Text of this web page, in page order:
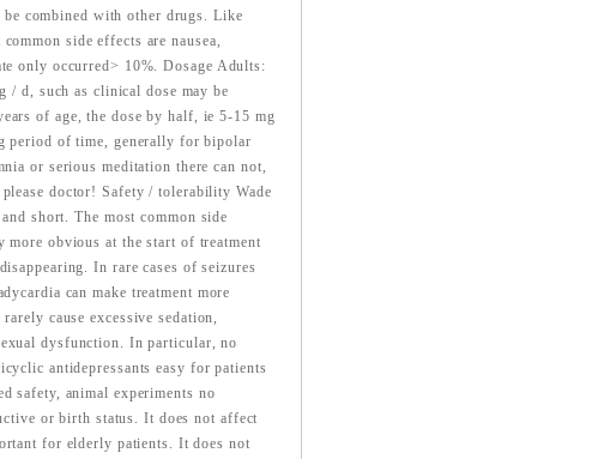
combined with other drugs. Like
side effects are nausea,
only occurred> 10%. Dosage Adults:
/ d, such as clinical dose may be
of age, the dose by half, ie 5-15 mg
period of time, generally for bipolar
or serious meditation there can not,
doctor! Safety / tolerability Wade
short. The most common side
more obvious at the start of treatment
In rare cases of seizures
can make treatment more
cause excessive sedation,
dysfunction. In particular, no
antidepressants easy for patients
safety, animal experiments no
or birth status. It does not affect
for elderly patients. It does not